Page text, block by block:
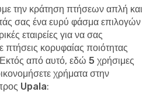
την κράτηση πτήσεων απλή και
σας ένα ευρύ φάσμα επιλογών
εταιρείες για να σας
πτήσεις κορυφαίας ποιότητας
Εκτός από αυτό, εδώ 5 χρήσιμες
χρήματα στην
Upala: